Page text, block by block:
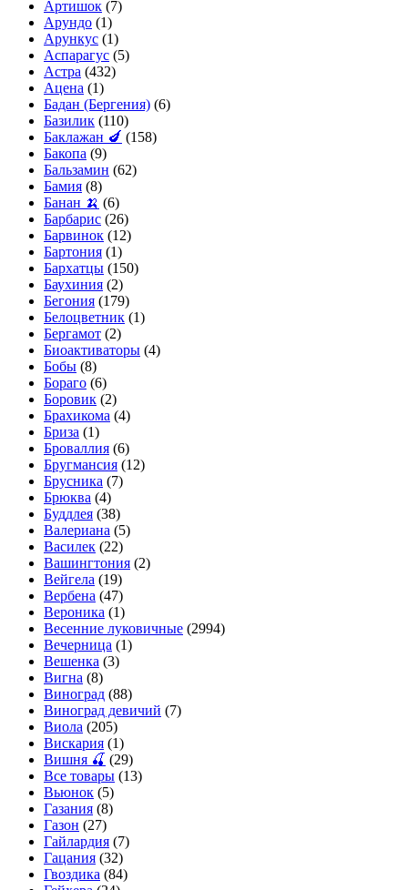
Артишок (7)
Арундо (1)
Арункус (1)
Аспарагус (5)
Астра (432)
Ацена (1)
Бадан (Бергения) (6)
Базилик (110)
Баклажан 🍆 (158)
Бакопа (9)
Бальзамин (62)
Бамия (8)
Банан 🍌 (6)
Барбарис (26)
Барвинок (12)
Бартония (1)
Бархатцы (150)
Баухиния (2)
Бегония (179)
Белоцветник (1)
Бергамот (2)
Биоактиваторы (4)
Бобы (8)
Бораго (6)
Боровик (2)
Брахикома (4)
Бриза (1)
Броваллия (6)
Бругмансия (12)
Брусника (7)
Брюква (4)
Буддлея (38)
Валериана (5)
Василек (22)
Вашингтония (2)
Вейгела (19)
Вербена (47)
Вероника (1)
Весенние луковичные (2994)
Вечерница (1)
Вешенка (3)
Вигна (8)
Виноград (88)
Виноград девичий (7)
Виола (205)
Вискария (1)
Вишня 🍒 (29)
Все товары (13)
Вьюнок (5)
Газания (8)
Газон (27)
Гайлардия (7)
Гацания (32)
Гвоздика (84)